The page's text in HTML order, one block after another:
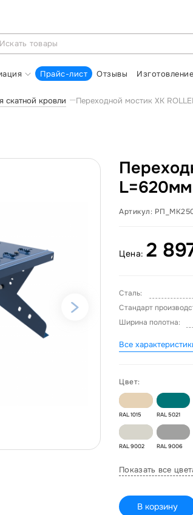
Прайс-лист Отзывы Изготовление
скатной кровли Переходной мостик ХК
Артикул:
Цена: 2
Сталь:
Стандарт
Ширина полотна:
Все
Цвет:
RAL 1015 RAL 5021
RAL 9002 RAL 9006
Показать все
В корзину